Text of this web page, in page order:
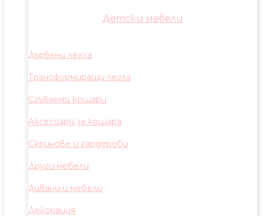
Детски мебели
Дървени легла
Трансформиращи легла
Сгъваеми кошари
Аксесоари за кошара
Скринове и гардероби
Други мебели
Дивани и мебели
Декорация